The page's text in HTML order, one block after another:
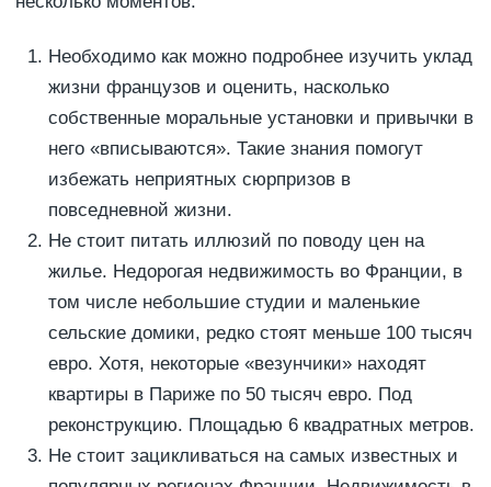
Необходимо как можно подробнее изучить уклад
жизни французов и оценить, насколько
собственные моральные установки и привычки в
него «вписываются». Такие знания помогут
избежать неприятных сюрпризов в
повседневной жизни.
Не стоит питать иллюзий по поводу цен на
жилье. Недорогая недвижимость во Франции, в
том числе небольшие студии и маленькие
сельские домики, редко стоят меньше 100 тысяч
евро. Хотя, некоторые «везунчики» находят
квартиры в Париже по 50 тысяч евро. Под
реконструкцию. Площадью 6 квадратных метров.
Не стоит зацикливаться на самых известных и